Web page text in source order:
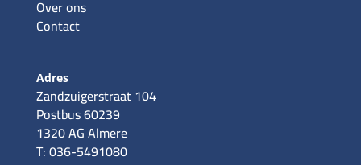
Over ons
Contact
Adres
Zandzuigerstraat 104
Postbus 60239
1320 AG Almere
T: 036-5491080